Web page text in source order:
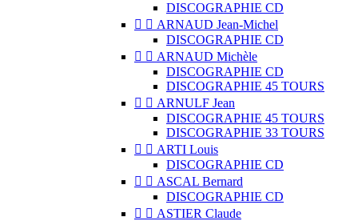
DISCOGRAPHIE CD
  ARNAUD Jean-Michel
DISCOGRAPHIE CD
  ARNAUD Michèle
DISCOGRAPHIE CD
DISCOGRAPHIE 45 TOURS
  ARNULF Jean
DISCOGRAPHIE 45 TOURS
DISCOGRAPHIE 33 TOURS
  ARTI Louis
DISCOGRAPHIE CD
  ASCAL Bernard
DISCOGRAPHIE CD
  ASTIER Claude